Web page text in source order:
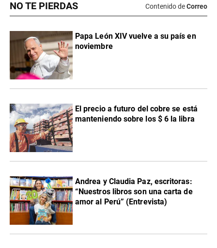
NO TE PIERDAS Contenido deCorreo
Papa León XIV vuelve a su país en
noviembre
El precio a futuro del cobre se está
manteniendo sobre los $ 6 la libra
Andrea y Claudia Paz, escritoras:
“Nuestros libros son una carta de
amor al Perú” (Entrevista)